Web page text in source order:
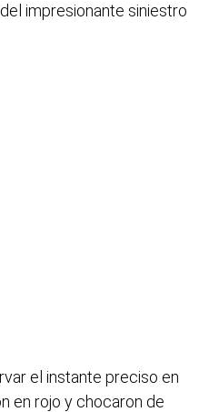
impresionante siniestro
el instante preciso en
en rojo y chocaron de